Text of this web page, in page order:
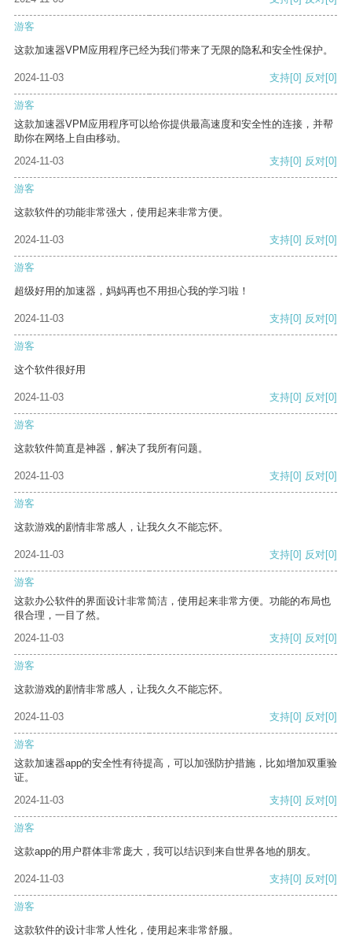
游客
这款加速器VPM应用程序已经为我们带来了无限的隐私和安全性保护。
2024-11-03 支持[0] 反对[0]
游客
这款加速器VPM应用程序可以给你提供最高速度和安全性的连接，并帮
助你在网络上自由移动。
2024-11-03
支持[0] 反对[0]
游客
这款软件的功能非常强大，使用起来非常方便。
2024-11-03 支持[0] 反对[0]
游客
超级好用的加速器，妈妈再也不用担心我的学习啦！
2024-11-03 支持[0] 反对[0]
游客
这个软件很好用
2024-11-03 支持[0] 反对[0]
游客
这款软件简直是神器，解决了我所有问题。
2024-11-03 支持[0] 反对[0]
游客
这款游戏的剧情非常感人，让我久久不能忘怀。
2024-11-03 支持[0] 反对[0]
游客
这款办公软件的界面设计非常简洁，使用起来非常方便。功能的布局也
很合理，一目了然。
2024-11-03
支持[0] 反对[0]
游客
这款游戏的剧情非常感人，让我久久不能忘怀。
2024-11-03 支持[0] 反对[0]
游客
这款加速器app的安全性有待提高，可以加强防护措施，比如增加双重验
证。
2024-11-03
支持[0] 反对[0]
游客
这款app的用户群体非常庞大，我可以结识到来自世界各地的朋友。
2024-11-03 支持[0] 反对[0]
游客
这款软件的设计非常人性化，使用起来非常舒服。